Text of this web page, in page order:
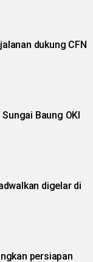
dukung CFN
Baung OKI
digelar di
persiapan